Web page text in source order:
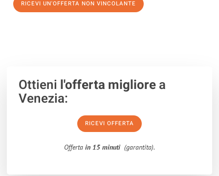
RICEVI UN'OFFERTA NON VINCOLANTE
Ottieni l'offerta migliorea
Venezia:
RICEVI OFFERTA
Offerta in 15 minuti (garantita).